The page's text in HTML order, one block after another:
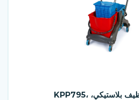
Karizma طقم تنظيف بلاستيكي، KPP795،